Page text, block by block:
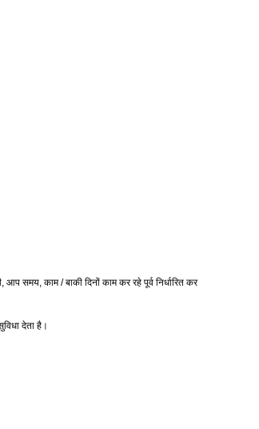
, आप समय, काम/बाकी दिनों काम कर रहे पूर्व निर्धारित कर
देता है।